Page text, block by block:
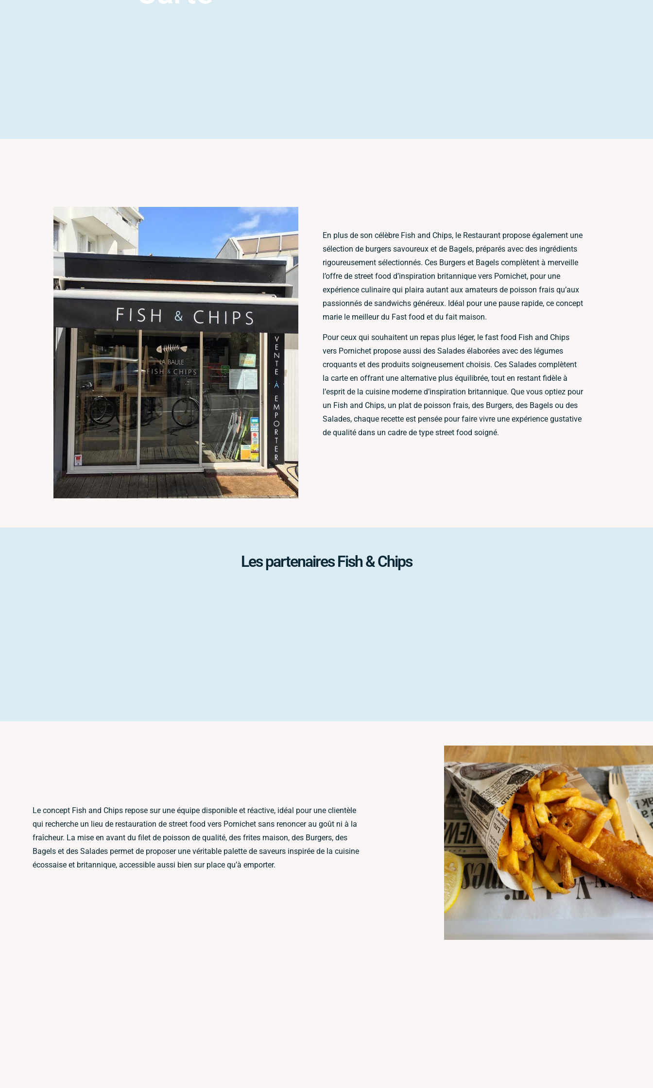
En plus de son célèbre Fish and Chips, le Restaurant propose également une
sélection de burgers savoureux et de Bagels, préparés avec des ingrédients
rigoureusement sélectionnés. Ces Burgers et Bagels complètent à merveille
l’offre de street food d’inspiration britannique vers Pornichet, pour une
expérience culinaire qui plaira autant aux amateurs de poisson frais qu’aux
passionnés de sandwichs généreux. Idéal pour une pause rapide, ce concept
marie le meilleur du Fast food et du fait maison.
Pour ceux qui souhaitent un repas plus léger, le fast food Fish and Chips
vers Pornichet propose aussi des Salades élaborées avec des légumes
croquants et des produits soigneusement choisis. Ces Salades complètent
la carte en offrant une alternative plus équilibrée, tout en restant fidèle à
l’esprit de la cuisine moderne d’inspiration britannique. Que vous optiez pour
un Fish and Chips, un plat de poisson frais, des Burgers, des Bagels ou des
Salades, chaque recette est pensée pour faire vivre une expérience gustative
de qualité dans un cadre de type street food soigné.
Les partenaires Fish & Chips
Le concept Fish and Chips repose sur une équipe disponible et réactive, idéal pour une clientèle
qui recherche un lieu de restauration de street food vers Pornichet sans renoncer au goût ni à la
fraîcheur. La mise en avant du filet de poisson de qualité, des frites maison, des Burgers, des
Bagels et des Salades permet de proposer une véritable palette de saveurs inspirée de la cuisine
écossaise et britannique, accessible aussi bien sur place qu’à emporter.